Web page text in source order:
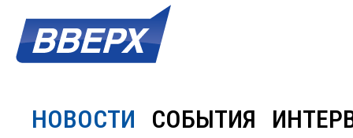
НОВОСТИ СОБЫТИЯ